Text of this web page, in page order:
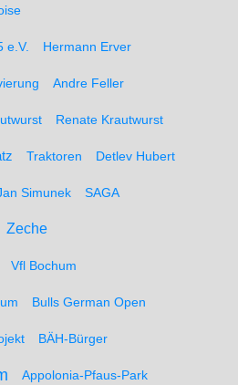
e.V. Hermann Erver
Andre Feller
Renate Krautwurst
Traktoren Detlev Hubert
Simunek SAGA
Zeche
Vfl Bochum
Bulls German Open
BÄH-Bürger
Appolonia-Pfaus-Park